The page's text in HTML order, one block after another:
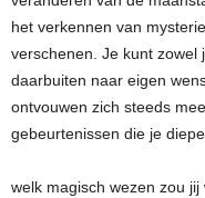
het verkennen van
verschenen. Je kunt zowel
daarbuiten naar eigen
ontvouwen zich steeds
gebeurtenissen die je
welk magisch wezen zou